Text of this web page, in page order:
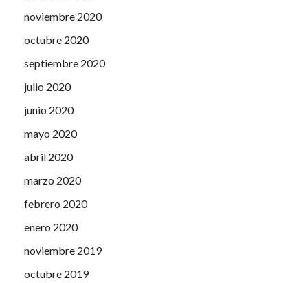
noviembre 2020
octubre 2020
septiembre 2020
julio 2020
junio 2020
mayo 2020
abril 2020
marzo 2020
febrero 2020
enero 2020
noviembre 2019
octubre 2019